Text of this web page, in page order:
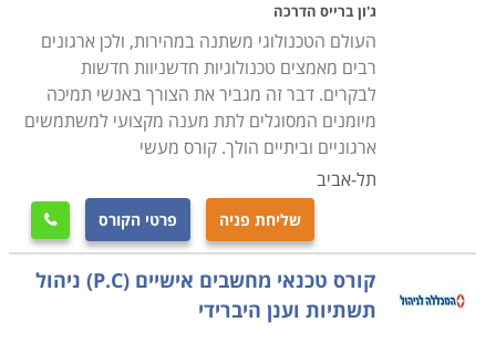
קורס טכנאי מחשבים אישיים ורשתות תקשורת
כוללים היכרות מעמיקה עם מבנה המחשב, סוגי מחשבים,
ציוד משלים, מערכות הפעלה, תחזוקה שוטפת, התקנה של
תוכנות וחומרות שונות, רשתות תקשורת, שדרוג תוכנות
וגרסאות, טיפול בתקלות ובכשלים מערכתיים ונושאים רבים
אחרים. הלימודים מתבצעים בדרך כלל במכללות מקצועיות
שלהן מעבדות מחשבים משוכללות כאשר במהלך הקורס
המשתתפים מתרגלים באופן מעשי את מה שלמדו ואת
קורס טכנאי מחשבים ניידים
ג'ון ברייס הדרכה
העולם הטכנולוגי משתנה במהירות, ולכן ארגונים
רבים מאמצים טכנולוגיות חדשניוות חדשות
לבקרים. דבר זה מגביר את הצורך באנשי תמיכה
מיומנים המסוגלים לתת מענה מקצועי למשתמשים
ארגוניים וביתיים הולך. קורס מעשי
תל-אביב
שליחת פניה פרטי הקורס 
קורס טכנאי מחשבים אישיים (P.C) ניהול
תשתיות וענן היברידי